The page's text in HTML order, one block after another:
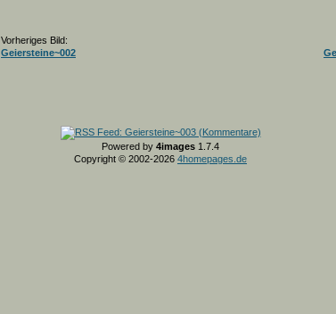
Vorheriges Bild:
Geiersteine~002
Powered by 4images 1.7.4
Copyright © 2002-2026 4homepages.de